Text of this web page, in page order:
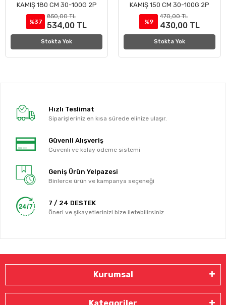
KAMIŞ 180 CM 30-100G 2P
%37
850,00 TL
534,00 TL
Stokta Yok
KAMIŞ 150 CM 30-100G 2P
%9
470,00 TL
430,00 TL
Stokta Yok
Hızlı Teslimat
Siparişleriniz en kısa sürede elinize ulaşır.
Güvenli Alışveriş
Güvenli ve kolay ödeme sistemi
Geniş Ürün Yelpazesi
Binlerce ürün ve kampanya seçeneği
7 / 24 DESTEK
Öneri ve şikayetlerinizi bize iletebilirsiniz.
Kurumsal